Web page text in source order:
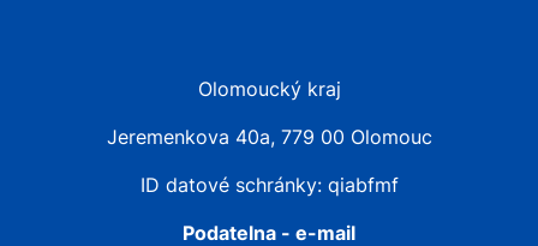
Olomoucký kraj
Jeremenkova 40a, 779 00 Olomouc
ID datové schránky: qiabfmf
Podatelna - e-mail